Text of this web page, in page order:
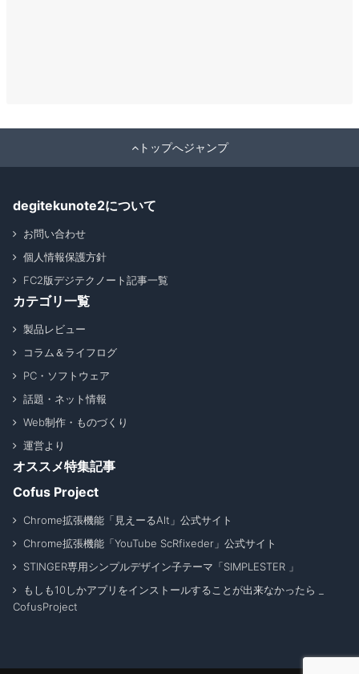
トップへジャンプ
degitekunote2について
お問い合わせ
個人情報保護方針
FC2版デジテクノート記事一覧
カテゴリ一覧
製品レビュー
コラム＆ライフログ
PC・ソフトウェア
話題・ネット情報
Web制作・ものづくり
運営より
オススメ特集記事
Cofus Project
Chrome拡張機能「見えーるAlt」公式サイト
Chrome拡張機能「YouTube ScRfixeder」公式サイト
STINGER専用シンプルデザイン子テーマ「SIMPLESTER 」
もしも10しかアプリをインストールすることが出来なかったら _
CofusProject